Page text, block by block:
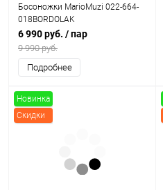
Босоножки MarioMuzi 022-664-
018BORDOLAK
6 990 руб. / пар
9 990 руб.
Подробнее
Новинка
Скидки